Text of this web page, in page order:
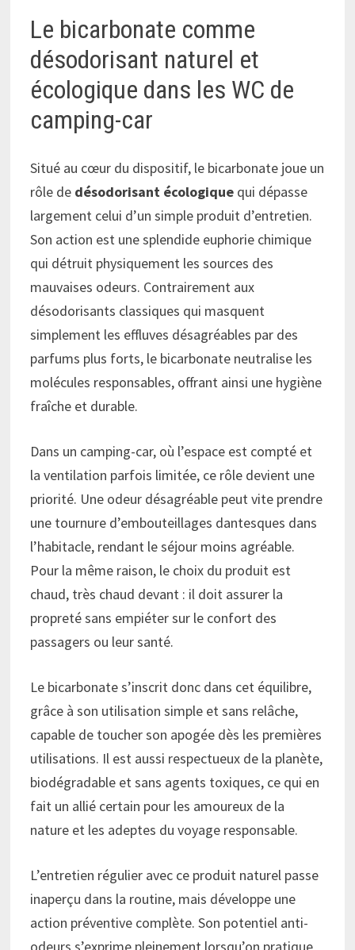
Le bicarbonate comme
désodorisant naturel et
écologique dans les WC de
camping-car
Situé au cœur du dispositif, le bicarbonate joue un
rôle de désodorisant écologique qui dépasse
largement celui d’un simple produit d’entretien.
Son action est une splendide euphorie chimique
qui détruit physiquement les sources des
mauvaises odeurs. Contrairement aux
désodorisants classiques qui masquent
simplement les effluves désagréables par des
parfums plus forts, le bicarbonate neutralise les
molécules responsables, offrant ainsi une hygiène
fraîche et durable.
Dans un camping-car, où l’espace est compté et
la ventilation parfois limitée, ce rôle devient une
priorité. Une odeur désagréable peut vite prendre
une tournure d’embouteillages dantesques dans
l’habitacle, rendant le séjour moins agréable.
Pour la même raison, le choix du produit est
chaud, très chaud devant : il doit assurer la
propreté sans empiéter sur le confort des
passagers ou leur santé.
Le bicarbonate s’inscrit donc dans cet équilibre,
grâce à son utilisation simple et sans relâche,
capable de toucher son apogée dès les premières
utilisations. Il est aussi respectueux de la planète,
biodégradable et sans agents toxiques, ce qui en
fait un allié certain pour les amoureux de la
nature et les adeptes du voyage responsable.
L’entretien régulier avec ce produit naturel passe
inaperçu dans la routine, mais développe une
action préventive complète. Son potentiel anti-
odeurs s’exprime pleinement lorsqu’on pratique